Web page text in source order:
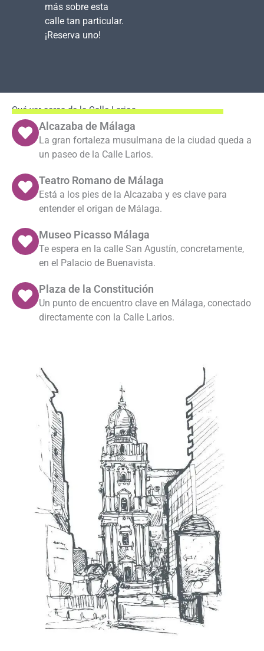
más sobre esta
calle tan particular.
¡Reserva uno!
Qué ver cerca de la Calle Larios
Alcazaba de Málaga
La gran fortaleza musulmana de la ciudad queda a
un paseo de la Calle Larios.
Teatro Romano de Málaga
Está a los pies de la Alcazaba y es clave para
entender el origan de Málaga.
Museo Picasso Málaga
Te espera en la calle San Agustín, concretamente,
en el Palacio de Buenavista.
Plaza de la Constitución
Un punto de encuentro clave en Málaga, conectado
directamente con la Calle Larios.